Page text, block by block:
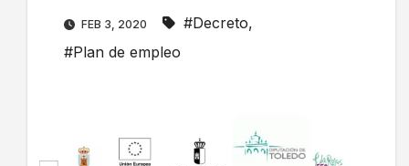
FEB 3, 2020 #Decreto,
#Plan de empleo